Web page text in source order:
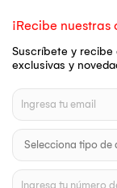
¡Recibe
Suscríbete y recibe
exclusivas y